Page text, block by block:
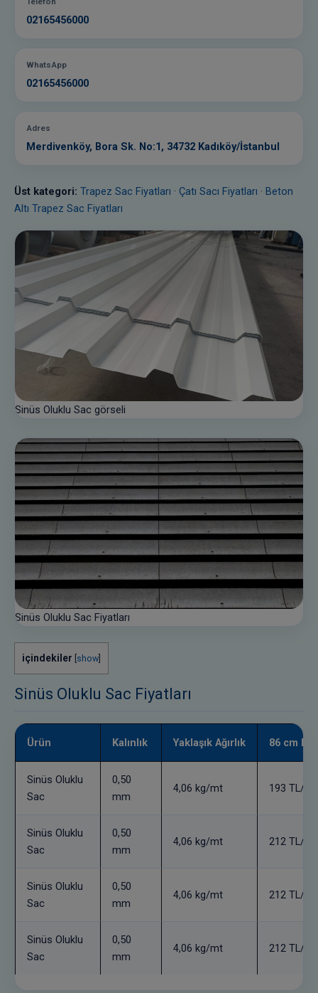
02165456000
WhatsApp
02165456000
Adres
Merdivenköy, Bora Sk. No:1, 34732 Kadıköy/İstanbul
Üst kategori: Trapez Sac Fiyatları · Çatı Sacı Fiyatları · Beton
Altı Trapez Sac Fiyatları
Sinüs Oluklu Sac görseli
Sinüs Oluklu Sac Fiyatları
içindekiler show
Sinüs Oluklu Sac Fiyatları
Ürün Kalınlık Yaklaşık Ağırlık 86 cm
Sinüs Oluklu
Sac
0,50
mm
4,06 kg/mt 193 TL/mt
Sinüs Oluklu
Sac
0,50
mm
4,06 kg/mt 212 TL/mt
Sinüs Oluklu
Sac
0,50
mm
4,06 kg/mt 212 TL/mt
Sinüs Oluklu
Sac
0,50
mm
4,06 kg/mt 212 TL/mt